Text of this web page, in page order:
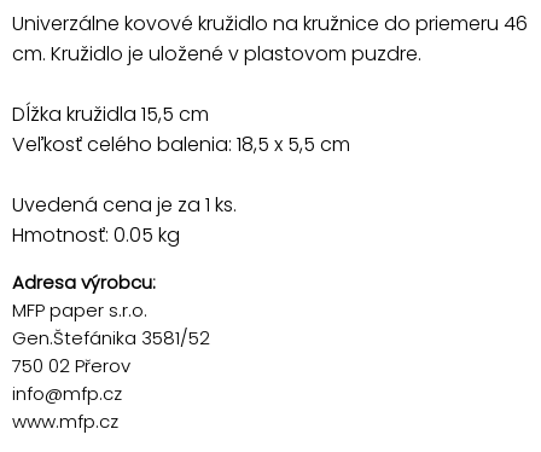
Univerzálne kovové kružidlo na kružnice do priemeru 46
cm. Kružidlo je uložené v plastovom puzdre.
Dĺžka kružidla 15,5 cm
Veľkosť celého balenia: 18,5 x 5,5 cm
Uvedená cena je za 1 ks.
Hmotnosť: 0.05 kg
Adresa výrobcu:
MFP paper s.r.o.
Gen.Štefánika 3581/52
750 02 Přerov
info@mfp.cz
www.mfp.cz